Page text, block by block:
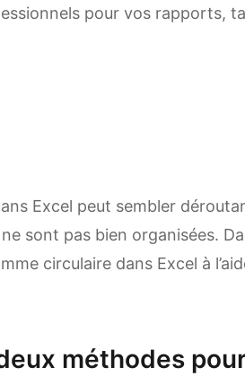
pour vos rapports,
Excel peut sembler
sont pas bien organisées.
circulaire dans Excel à
méthodes